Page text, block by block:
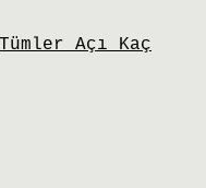
Tümler Açı Kaç